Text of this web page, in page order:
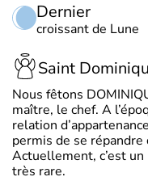
Dernier
croissant de Lune
Saint
Nous fêtons
maître, le chef. A
relation
permis de se répandre
Actuellement, c’est
très rare.